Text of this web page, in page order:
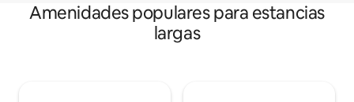
Amenidades populares para estancias
largas